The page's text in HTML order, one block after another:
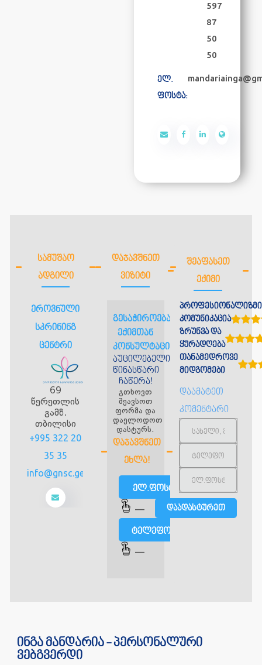
597
87
50
50
ელ.
ფოსტა:
ᲡᲐᲛᲣᲨᲐᲝ
ᲐᲓᲒᲘᲚᲘ
ეროვნული
სკრინინგ
ცენტრი
69
წერეთლის
გამზ.
თბილისი
+995 322 20
35 35
info@gnsc.ge
ᲓᲐᲯᲐᲕᲨᲜᲔᲗ
ᲕᲘᲖᲘᲢᲘ
გესაჭიროებათ
ექიმთან
კონსულტაცია?
აუცილებელია
წინასწარი
ჩაწერა!
გთხოვთ
შეავსოთ
ფორმა და
დაელოდოთ
დასტურს.
ᲓᲐᲯᲐᲕᲨᲜᲔᲗ
ᲔᲮᲚᲐ!
ელ.ფოსტით
—
ტელეფონით
—
ᲨᲔᲐᲤᲐᲡᲔᲗ
ᲔᲥᲘᲛᲘ
პროფესიონალიზმი
კომუნიკაცია
ზრუნვა და
ყურადღება
თანამედროვე
მიდგომები
დაამატეთ
კომენტარი
ინგა მანდარია - პერსონალური
ვებგვერდი